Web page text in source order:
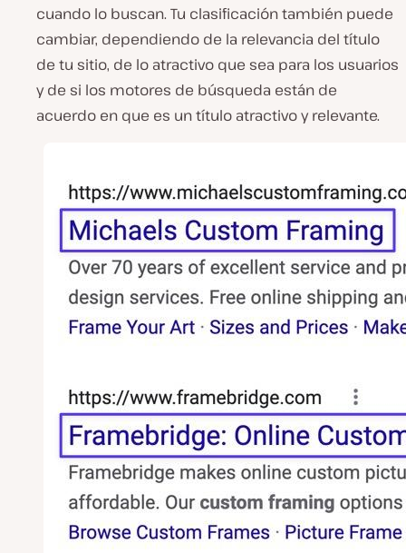
cuando lo buscan. Tu clasificación también puede
cambiar, dependiendo de la relevancia del título
de tu sitio, de lo atractivo que sea para los usuarios
y de si los motores de búsqueda están de
acuerdo en que es un título atractivo y relevante.